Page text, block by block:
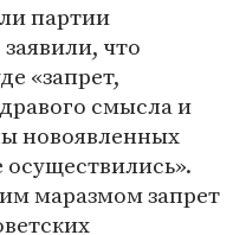
партии
что
«запрет,
смысла и
новоявленных
осуществились».
маразмом запрет